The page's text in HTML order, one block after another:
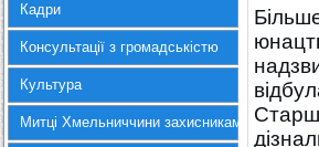
Кадри
Консультації з громадськістю
Культура
Митці Хмельниччини захисникам України